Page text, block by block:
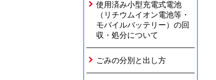
使用済み小型充電式電池
（リチウムイオン電池等・
モバイルバッテリー）の回
収・処分について
ごみの分別と出し方